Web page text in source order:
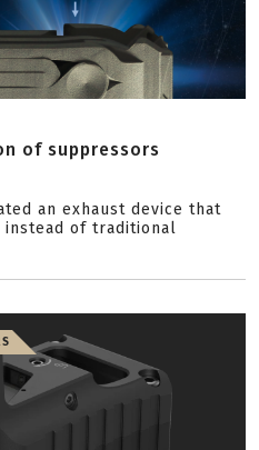
of suppressors
an exhaust device that
of traditional